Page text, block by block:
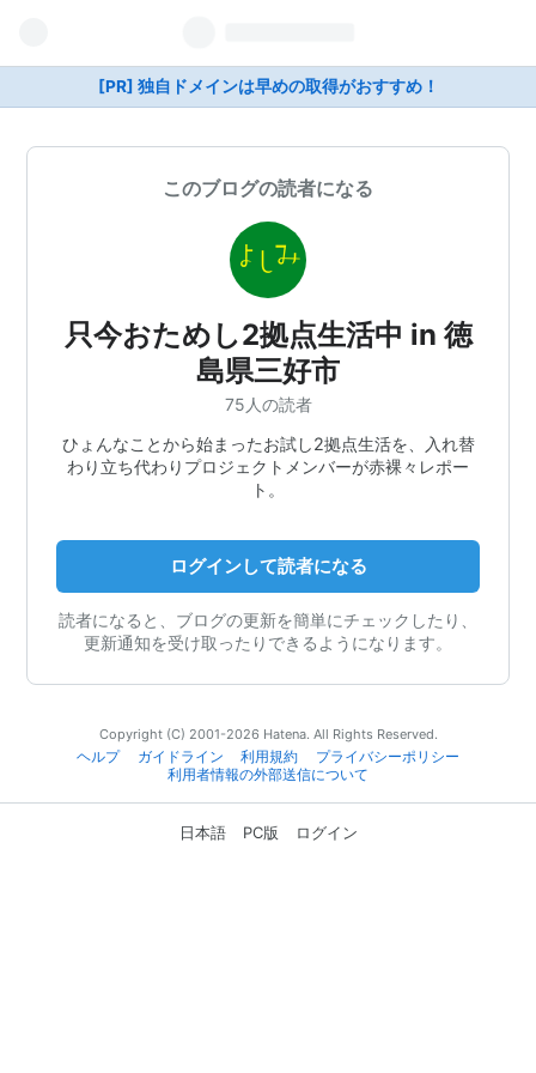
[PR] 独自ドメインは早めの取得がおすすめ！
このブログの読者になる
只今おためし2拠点生活中 in 徳
島県三好市
75人の読者
ひょんなことから始まったお試し2拠点生活を、入れ替
わり立ち代わりプロジェクトメンバーが赤裸々レポー
ト。
ログインして読者になる
読者になると、ブログの更新を簡単にチェックしたり、
更新通知を受け取ったりできるようになります。
Copyright (C) 2001-2026 Hatena. All Rights Reserved.
ヘルプ
ガイドライン 利用規約
プライバシーポリシー
利用者情報の外部送信について
日本語 PC版 ログイン